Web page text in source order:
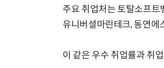
주요 취업처는 토탈소프트
유니버셜마린테크, 동연에
이 같은 우수 취업률과 취